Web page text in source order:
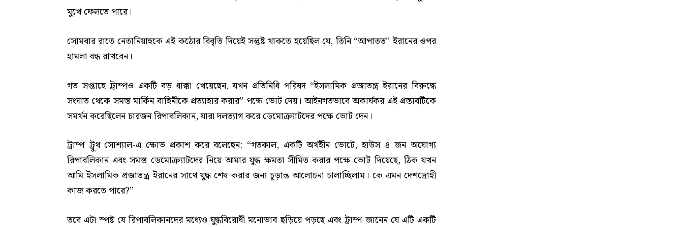
মুখে ফেলতে পারে।
সোমবার রাতে নেতানিয়াহুকে এই কঠোর বিবৃতি দিয়েই সন্তুষ্ট থাকতে হয়েছিল যে, তিনি “আপাতত” ইরানের ওপর
হামলা বন্ধ রাখবেন।
গত সপ্তাহে ট্রাম্পও একটি বড় ধাক্কা খেয়েছেন, যখন প্রতিনিধি পরিষদ “ইসলামিক প্রজাতন্ত্র ইরানের বিরুদ্ধে
সংঘাত থেকে সমস্ত মার্কিন বাহিনীকে প্রত্যাহার করার” পক্ষে ভোট দেয়। আইনগতভাবে অকার্যকর এই প্রস্তাবটিকে
সমর্থন করেছিলেন চারজন রিপাবলিকান, যারা দলত্যাগ করে ডেমোক্র্যাটদের পক্ষে ভোট দেন।
ট্রাম্প ট্রুথ সোশ্যাল-এ ক্ষোভ প্রকাশ করে বলেছেন: “গতকাল, একটি অর্থহীন ভোটে, হাউস ৪ জন অযোগ্য
রিপাবলিকান এবং সমস্ত ডেমোক্র্যাটদের নিয়ে আমার যুদ্ধ ক্ষমতা সীমিত করার পক্ষে ভোট দিয়েছে, ঠিক যখন
আমি ইসলামিক প্রজাতন্ত্র ইরানের সাথে যুদ্ধ শেষ করার জন্য চূড়ান্ত আলোচনা চালাচ্ছিলাম। কে এমন দেশদ্রোহী
কাজ করতে পারে?”
তবে এটা স্পষ্ট যে রিপাবলিকানদের মধ্যেও যুদ্ধবিরোধী মনোভাব ছড়িয়ে পড়ছে এবং ট্রাম্প জানেন যে এটি একটি